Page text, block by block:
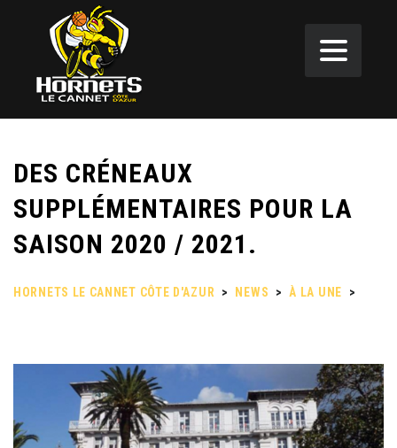
DES CRÉNEAUX
SUPPLÉMENTAIRES POUR LA
SAISON 2020 / 2021.
HORNETS LE CANNET CÔTE D'AZUR > NEWS > À LA UNE
>